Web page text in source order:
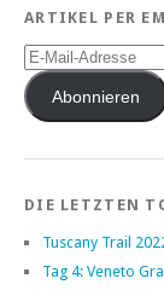
ARTIKEL PER
E-
Mail-
AdresseAbonnieren
DIE LETZTEN
Tuscany Trail
Tag 4: Veneto